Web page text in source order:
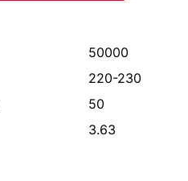
50000
220-230
50
3.63